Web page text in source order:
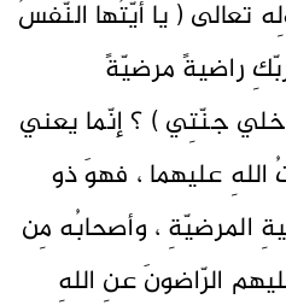
تعالى ( يا أيّتُها النّفسُ
راضيةً مرضيّةً
جنّتِي ) ؟ إنّما يعني
عليهما ، فهوَ ذو
المرضيّةِ ، وأصحابُه مِن
الرّاضونَ عنِ اللهِ